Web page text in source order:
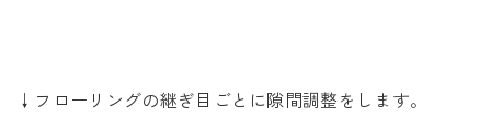
↓フローリングの継ぎ目ごとに隙間調整をします。